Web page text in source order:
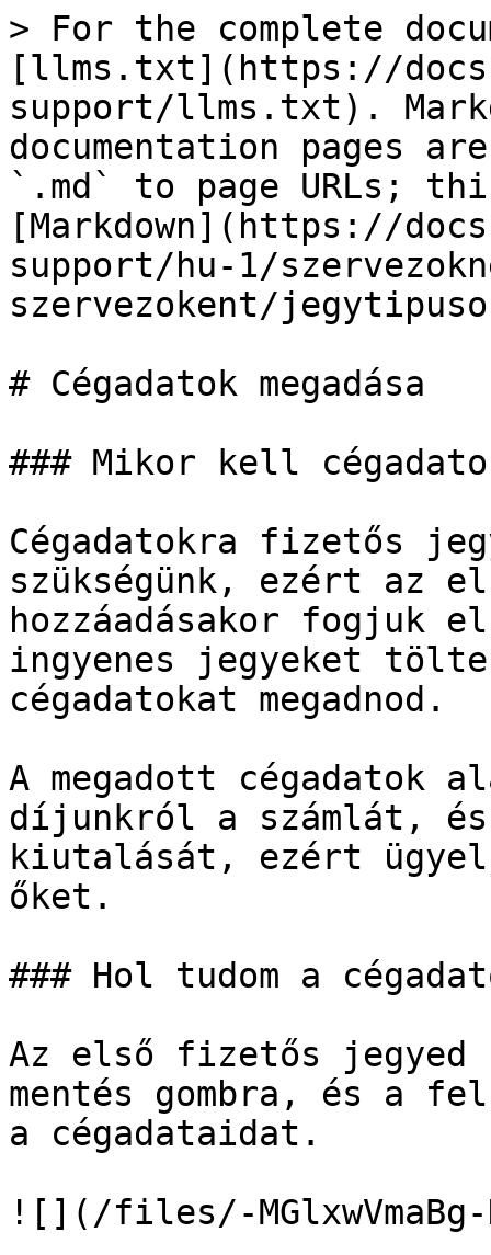
> For the complete
[llms.txt](https://
support/llms.txt).
documentation pages
`.md` to page URLs;
[Markdown](https://
support/hu-1/
szervezokent/
# Cégadatok megadása
### Mikor kell
Cégadatokra fizetős
szükségünk, ezért az
hozzáadásakor fogjuk
ingyenes jegyeket
cégadatokat megadnod.
A megadott
díjunkról a számlát,
kiutalását, ezért ügyelj
őket.
### Hol tudom a
Az első fizetős jegyed
mentés gombra, és a
a cégadataidat.
![](/files/-MGlxwVmaBg-